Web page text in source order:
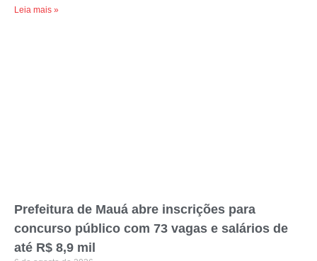
Leia mais »
Prefeitura de Mauá abre inscrições para
concurso público com 73 vagas e salários de
até R$ 8,9 mil